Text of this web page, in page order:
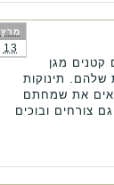
מרץ
13
קטנים מגן
תינוקות
את שמחתם
צורחים ובוכים